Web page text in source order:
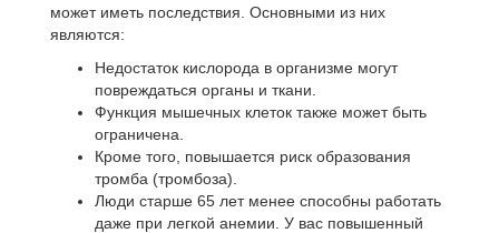
может иметь последствия. Основными из них
являются:
Недостаток кислорода в организме могут
повреждаться органы и ткани.
Функция мышечных клеток также может быть
ограничена.
Кроме того, повышается риск образования
тромба (тромбоза).
Люди старше 65 лет менее способны работать
даже при легкой анемии. У вас повышенный